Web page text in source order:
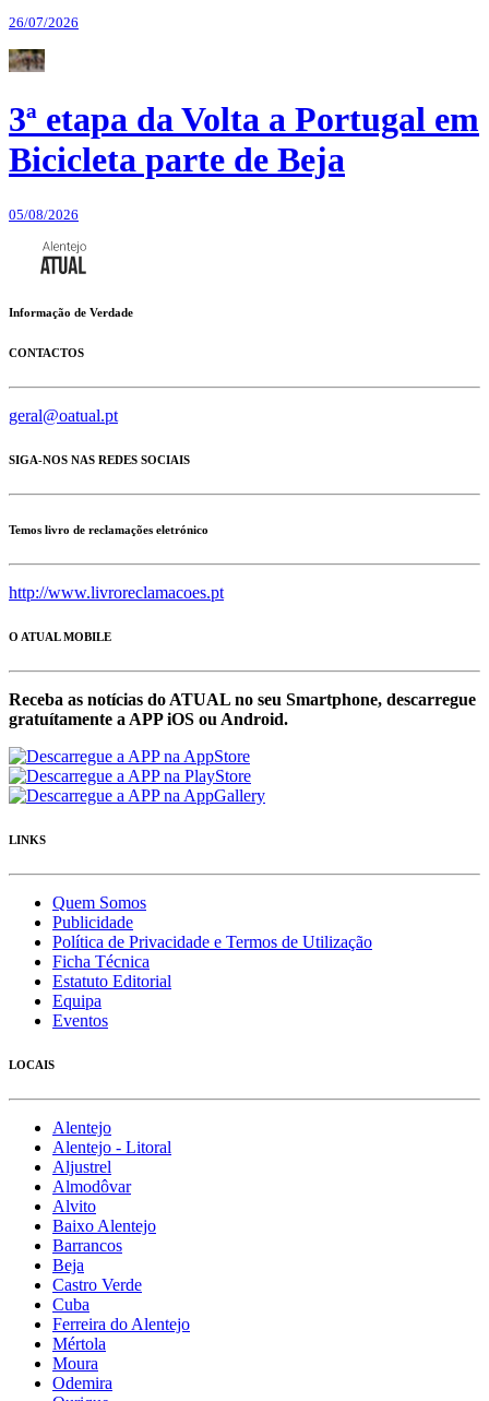
26/07/2026
3ª etapa da Volta a Portugal em
Bicicleta parte de Beja
05/08/2026
Informação de Verdade
CONTACTOS
geral@oatual.pt
SIGA-NOS NAS REDES SOCIAIS
Temos livro de reclamações eletrónico
http://www.livroreclamacoes.pt
O ATUAL MOBILE
Receba as notícias do ATUAL no seu Smartphone, descarregue
gratuítamente a APP iOS ou Android.
LINKS
Quem Somos
Publicidade
Política de Privacidade e Termos de Utilização
Ficha Técnica
Estatuto Editorial
Equipa
Eventos
LOCAIS
Alentejo
Alentejo - Litoral
Aljustrel
Almodôvar
Alvito
Baixo Alentejo
Barrancos
Beja
Castro Verde
Cuba
Ferreira do Alentejo
Mértola
Moura
Odemira